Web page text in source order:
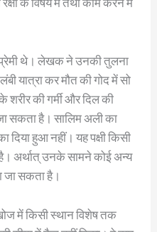
थे। लेखक ने उनकी तुलना
यात्रा कर मौत की गोद में सो
शरीर की गर्मी और दिल की
सकता है। सालिम अली का
दिया हुआ नहीं। यह पक्षी किसी
अर्थात् उनके सामने कोई अन्य
जा सकता है।
में किसी स्थान विशेष तक